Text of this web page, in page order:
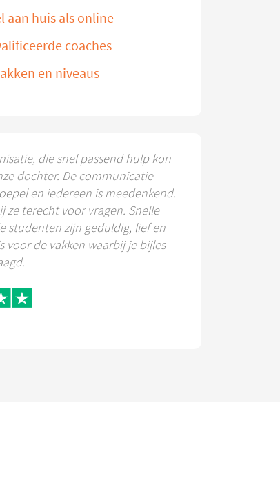
aan huis als online
coaches
en niveaus
die snel passend hulp kon
dochter. De communicatie
en iedereen is meedenkend.
ze terecht voor vragen. Snelle
studenten zijn geduldig, lief en
voor de vakken waarbij je bijles